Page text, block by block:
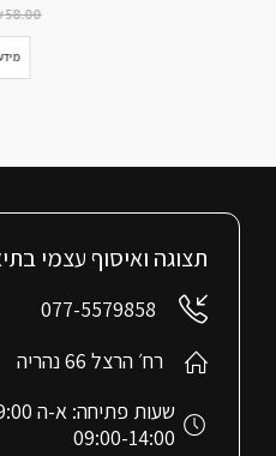
₪58.00
מידע
תצוגה ואיסוף עצמי
077-5579858
רח׳ הרצל 66 נהריה
09:00-14:00